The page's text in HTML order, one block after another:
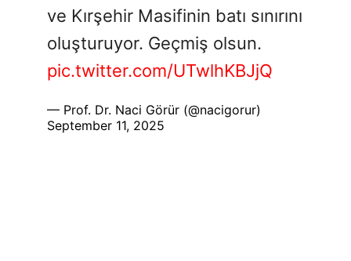
ve Kırşehir Masifinin batı sınırını
oluşturuyor. Geçmiş olsun.
pic.twitter.com/UTwlhKBJjQ
— Prof. Dr. Naci Görür (@nacigorur)
September 11, 2025